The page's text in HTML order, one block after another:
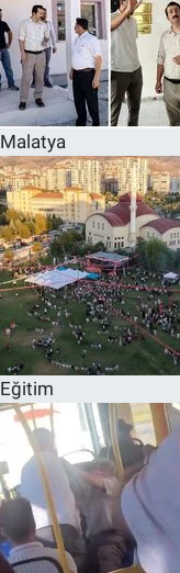
Malatya
Eğitim